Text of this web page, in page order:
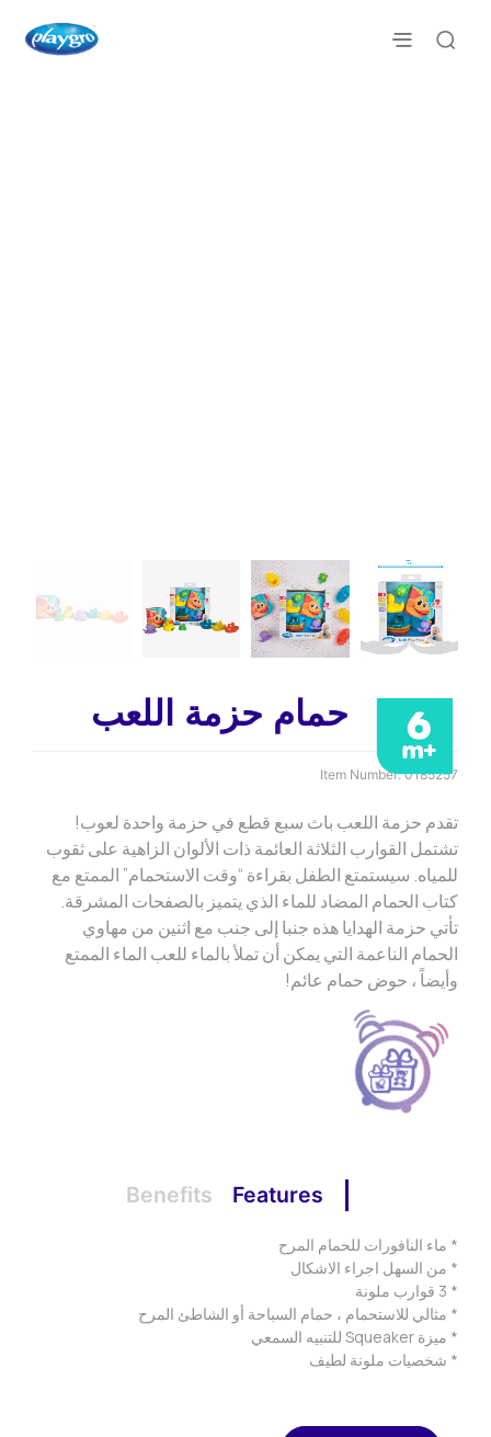
حمام حزمة اللعب
Item Number:0185257
تقدم حزمة اللعب باث سبع قطع في حزمة واحدة لعوب!
تشتمل القوارب الثلاثة العائمة ذات الألوان الزاهية على ثقوب
للمياه. سيستمتع الطفل بقراءة “وقت الاستحمام” الممتع مع
كتاب الحمام المضاد للماء الذي يتميز بالصفحات المشرقة.
تأتي حزمة الهدايا هذه جنبا إلى جنب مع اثنين من مهاوي
الحمام الناعمة التي يمكن أن تملأ بالماء للعب الماء الممتع
وأيضاً ، حوض حمام عائم!
Features
Benefits
* ماء النافورات للحمام المرح
* من السهل اجراء الاشكال
* 3 قوارب ملونة
* مثالي للاستحمام ، حمام السباحة أو الشاطئ المرح
* ميزة Squeaker للتنبيه السمعي
* شخصيات ملونة لطيف